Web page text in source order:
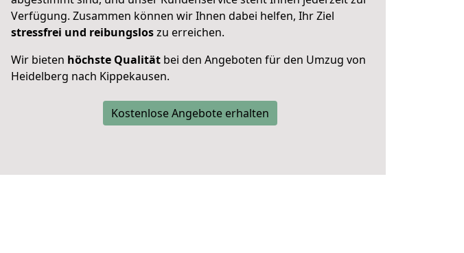
Verfügung. Zusammen können wir Ihnen dabei helfen, Ihr Ziel
stressfrei und reibungsloszu erreichen.
Wir bieten höchste Qualität bei den Angeboten für den Umzug von
Heidelberg nach Kippekausen.
Kostenlose Angebote erhalten